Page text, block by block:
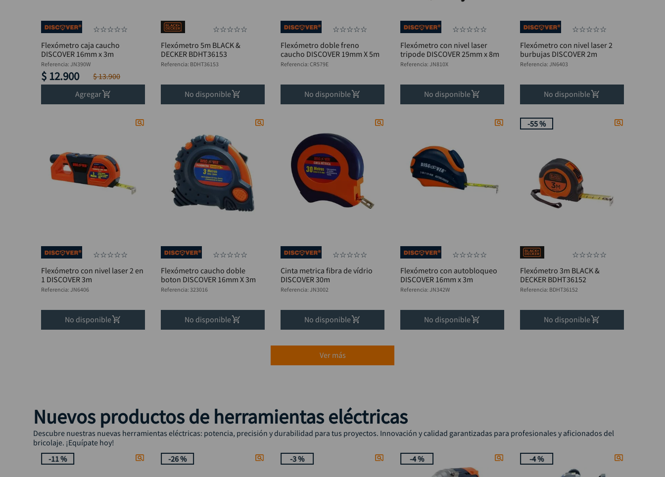
☆☆☆☆☆
Flexómetro caja caucho
DISCOVER 16mm x 3m
Referencia: JN390W
$ 12.900 $13.900
Agregar
☆☆☆☆☆
Flexómetro 5m BLACK &
DECKER BDHT36153
Referencia: BDHT36153
No disponible
☆☆☆☆☆
Flexómetro doble freno
caucho DISCOVER 19mm X 5m
Referencia:CR579E
No disponible
☆☆☆☆☆
Flexómetro con nivel laser
tripode DISCOVER 25mm x 8m
Referencia: JN810X
No disponible
☆☆☆☆☆
Flexómetro con nivel laser 2
burbujas DISCOVER 2m
Referencia: JN6403
No disponible
☆☆☆☆☆
Flexómetro con nivel laser 2 en
1 DISCOVER 3m
Referencia: JN6406
No disponible
☆☆☆☆☆
Flexómetro caucho doble
boton DISCOVER 16mm X 3m
Referencia: 323016
No disponible
☆☆☆☆☆
Cinta metrica fibra de vídrio
DISCOVER 30m
Referencia: JN3002
No disponible
☆☆☆☆☆
Flexómetro con autobloqueo
DISCOVER 16mm x 3m
Referencia: JN342W
No disponible
-55 %
☆☆☆☆☆
Flexómetro 3m BLACK &
DECKER BDHT36152
Referencia: BDHT36152
No disponible
Ver más
Nuevos productos de herramientas eléctricas
Descubre nuestras nuevas herramientas eléctricas: potencia, precisión y durabilidad para tus proyectos. Innovación y calidad garantizadas para profesionales y aficionados del
bricolaje. ¡Equípate hoy!
-11 % -26 % -3 % -4 % -4 %